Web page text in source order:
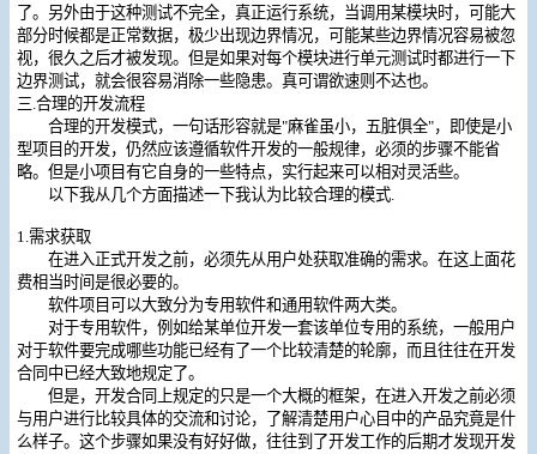
了。另外由于这种测试不完全，真正运行系统，当调用某模块时，可能大
部分时候都是正常数据，极少出现边界情况，可能某些边界情况容易被忽
视，很久之后才被发现。但是如果对每个模块进行单元测试时都进行一下
边界测试，就会很容易消除一些隐患。真可谓欲速则不达也。
三.合理的开发流程
合理的开发模式，一句话形容就是"麻雀虽小，五脏俱全"，即使是小
型项目的开发，仍然应该遵循软件开发的一般规律，必须的步骤不能省
略。但是小项目有它自身的一些特点，实行起来可以相对灵活些。
以下我从几个方面描述一下我认为比较合理的模式.
1.需求获取
在进入正式开发之前，必须先从用户处获取准确的需求。在这上面花
费相当时间是很必要的。
软件项目可以大致分为专用软件和通用软件两大类。
对于专用软件，例如给某单位开发一套该单位专用的系统，一般用户
对于软件要完成哪些功能已经有了一个比较清楚的轮廓，而且往往在开发
合同中已经大致地规定了。
但是，开发合同上规定的只是一个大概的框架，在进入开发之前必须
与用户进行比较具体的交流和讨论，了解清楚用户心目中的产品究竟是什
么样子。这个步骤如果没有好好做，往往到了开发工作的后期才发现开发